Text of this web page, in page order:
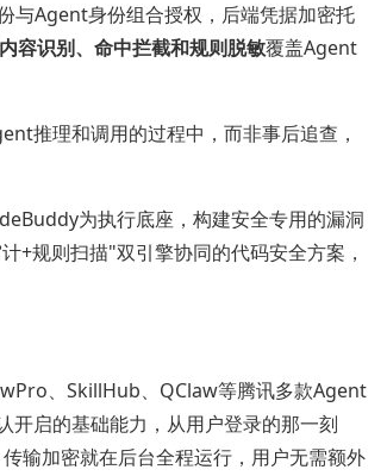
与Agent身份组合授权，后端凭据加密托
容识别、命中拦截和规则脱敏覆盖Agent
推理和调用的过程中，而非事后追查，
为执行底座，构建安全专用的漏洞
+规则扫描"双引擎协同的代码安全方案，
、SkillHub、QClaw等腾讯多款Agent
启的基础能力，从用户登录的那一刻
输加密就在后台全程运行，用户无需额外